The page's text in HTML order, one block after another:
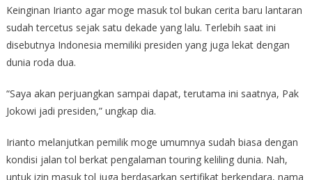
Keinginan Irianto agar moge masuk tol bukan cerita baru lantaran
sudah tercetus sejak satu dekade yang lalu. Terlebih saat ini
disebutnya Indonesia memiliki presiden yang juga lekat dengan
dunia roda dua.
“Saya akan perjuangkan sampai dapat, terutama ini saatnya, Pak
Jokowi jadi presiden,” ungkap dia.
Irianto melanjutkan pemilik moge umumnya sudah biasa dengan
kondisi jalan tol berkat pengalaman touring keliling dunia. Nah,
untuk izin masuk tol juga berdasarkan sertifikat berkendara, nama